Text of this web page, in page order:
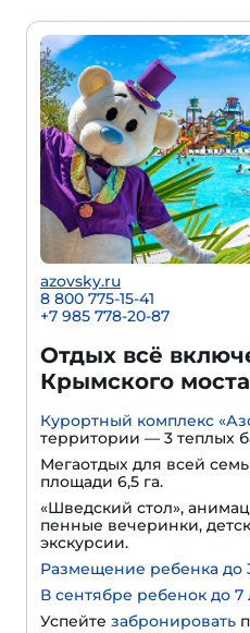
azovsky.ru
8 800 775-15-41
+7 985 778-20-87
Отдых всё
Крымского моста
Курортный комплекс
территории — 3 теплых
Мегаотдых для всей
площади 6,5 га.
«Шведский стол»,
пенные вечеринки,
экскурсии.
Размещение ребенка до
В сентябре ребенок до 7
Успейте забронировать